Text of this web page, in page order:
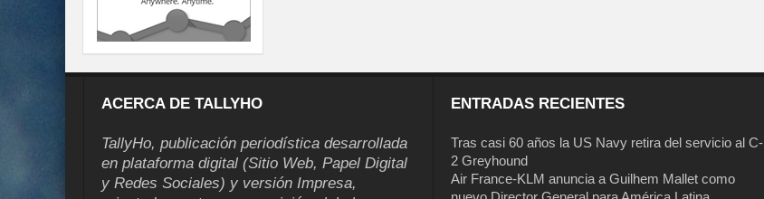
ACERCA DE TALLYHO
TallyHo, publicación periodística desarrollada
en plataforma digital (Sitio Web, Papel Digital
y Redes Sociales) y versión Impresa,
ENTRADAS RECIENTES
Tras casi 60 años la US Navy retira del servicio al C-
2 Greyhound
Air France-KLM anuncia a Guilhem Mallet como